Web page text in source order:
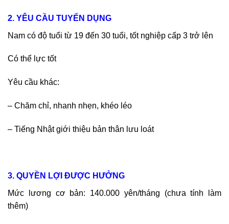
2. YÊU CẦU TUYỂN DỤNG
Nam có độ tuổi từ 19 đến 30 tuổi, tốt nghiệp cấp 3 trở lên
Có thể lực tốt
Yêu cầu khác:
– Chăm chỉ, nhanh nhẹn, khéo léo
– Tiếng Nhật giới thiệu bản thân lưu loát
3. QUYỀN LỢI ĐƯỢC HƯỞNG
Mức lương cơ bản: 140.000 yên/tháng (chưa tính làm
thêm)